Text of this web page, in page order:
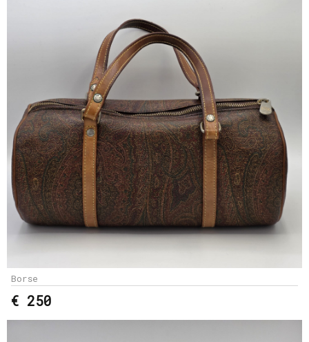
Borse
€ 250